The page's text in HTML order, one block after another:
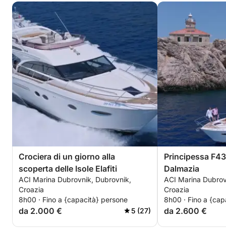
Crociera di un giorno alla
scoperta delle Isole Elafiti
ACI Marina Dubrovnik, Dubrovnik,
Croazia
8h00 · Fino a {capacità} persone
da 2.000 € 5 (27)
Principessa
Dalmazia
ACI Marina
Croazia
8h00 · Fino a
da 2.600 €